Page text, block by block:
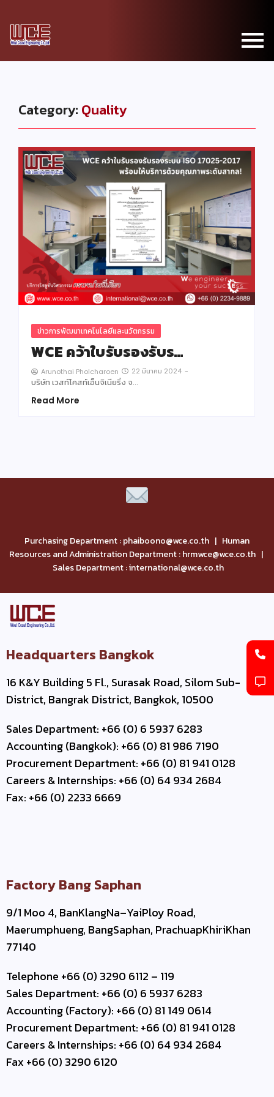
Category: Quality
ข่าวการพัฒนาเทคโนโลยีและนวัตกรรม
WCE คว้าใบรับรองรับร…
Arunothai Pholcharoen 22 มีนาคม 2024 -
บริษัท เวสท์โคสท์เอ็นจิเนียริ่ง จ…
Read More
Purchasing Department : phaiboono@wce.co.th | Human
Resources and Administration Department : hrmwce@wce.co.th |
Sales Department : international@wce.co.th
Headquarters Bangkok
16 K&Y Building 5 Fl., Surasak Road, Silom Sub-
District, Bangrak District, Bangkok, 10500
Sales Department: +66 (0) 6 5937 6283
Accounting (Bangkok): +66 (0) 81 986 7190
Procurement Department: +66 (0) 81 941 0128
Careers & Internships: +66 (0) 64 934 2684
Fax: +66 (0) 2233 6669
Factory Bang Saphan
9/1 Moo 4, BanKlangNa–YaiPloy Road,
Maerumphueng, BangSaphan, PrachuapKhiriKhan
77140
Telephone +66 (0) 3290 6112 – 119
Sales Department: +66 (0) 6 5937 6283
Accounting (Factory): +66 (0) 81 149 0614
Procurement Department: +66 (0) 81 941 0128
Careers & Internships: +66 (0) 64 934 2684
Fax +66 (0) 3290 6120